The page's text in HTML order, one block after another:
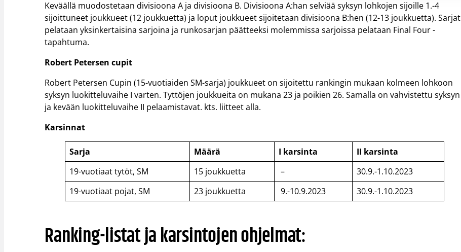
Keväällä muodostetaan divisioona A ja divisioona B. Divisioona A:han selviää syksyn lohkojen sijoille 1.-4
sijoittuneet joukkueet (12 joukkuetta) ja loput joukkueet sijoitetaan divisioona B:hen (12-13 joukkuetta). Sarjat
pelataan yksinkertaisina sarjoina ja runkosarjan päätteeksi molemmissa sarjoissa pelataan Final Four -
tapahtuma.
Robert Petersen cupit
Robert Petersen Cupin (15-vuotiaiden SM-sarja) joukkueet on sijoitettu rankingin mukaan kolmeen lohkoon
syksyn luokitteluvaihe I varten. Tyttöjen joukkueita on mukana 23 ja poikien 26. Samalla on vahvistettu syksyn
ja kevään luokitteluvaihe II pelaamistavat. kts. liitteet alla.
Karsinnat
Sarja Määrä I karsinta
II karsinta
19-vuotiaat tytöt, SM
15 joukkuetta –
30.9.-1.10.2023
19-vuotiaat pojat, SM
23 joukkuetta 9.-10.9.2023 30.9.-1.10.2023
Ranking-listat ja karsintojen ohjelmat: